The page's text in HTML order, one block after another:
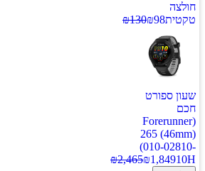
חולצה
טקטית
₪98
₪130
שעון ספורט
חכם
(Forerunner
265 (46mm)
(010-02810-
10H
₪1,849
₪2,465